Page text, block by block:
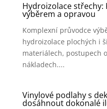
Hydroizolace
výběrem a opravou
Komplexní průvodce
hydroizolace plochých i
materiálech, postupech
nákladech....
Vinylové podlahy s
dosáhnout dokonalé